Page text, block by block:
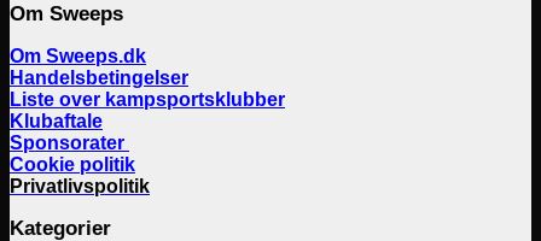
Om Sweeps
Om Sweeps.dk
Handelsbetingelser
Liste over kampsportsklubber
Klubaftale
Sponsorater
Cookie politik
Privatlivspolitik
Kategorier